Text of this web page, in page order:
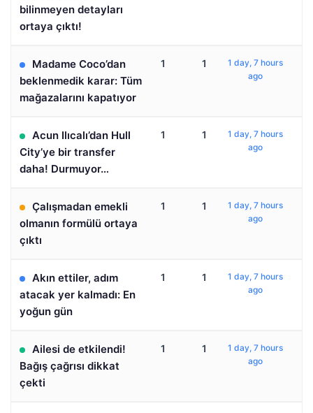
bilinmeyen detayları
ortaya çıktı!
Madame Coco’dan
beklenmedik karar: Tüm
mağazalarını kapatıyor
1 1
1 day, 7 hours
ago
Acun Ilıcalı’dan Hull
City’ye bir transfer
daha! Durmuyor…
1 1
1 day, 7 hours
ago
Çalışmadan emekli
olmanın formülü ortaya
çıktı
1 1
1 day, 7 hours
ago
Akın ettiler, adım
atacak yer kalmadı: En
yoğun gün
1 1
1 day, 7 hours
ago
Ailesi de etkilendi!
Bağış çağrısı dikkat
çekti
1 1
1 day, 7 hours
ago